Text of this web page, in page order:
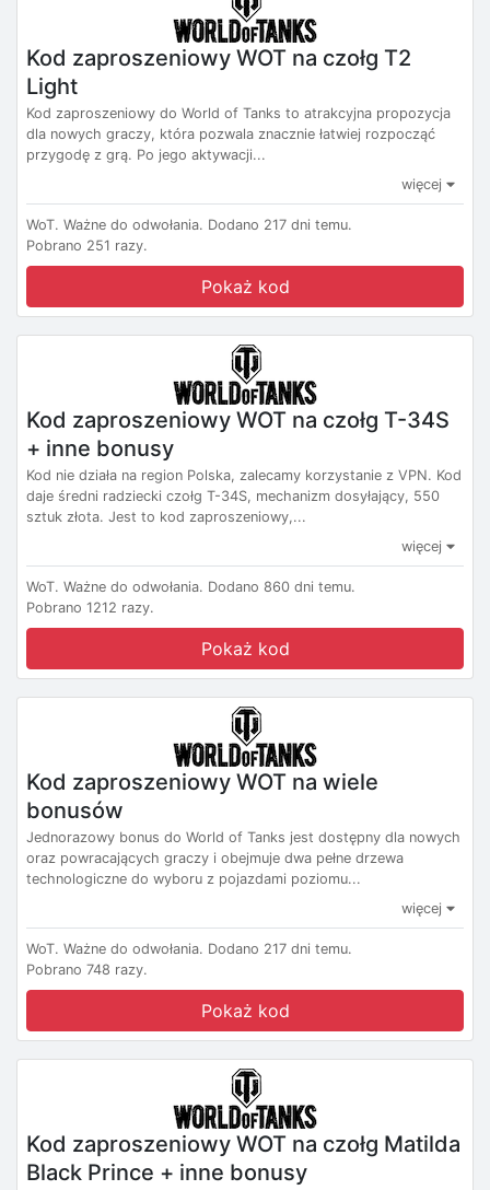
Kod zaproszeniowy WOT na czołg T2
Light
Kod zaproszeniowy do World of Tanks to atrakcyjna propozycja
dla nowych graczy, która pozwala znacznie łatwiej rozpocząć
przygodę z grą. Po jego aktywacji...
więcej
WoT. Ważne do odwołania. Dodano 217 dni temu.
Pobrano 251 razy.
Pokaż kod
Kod zaproszeniowy WOT na czołg T-34S
+ inne bonusy
Kod nie działa na region Polska, zalecamy korzystanie z VPN. Kod
daje średni radziecki czołg T-34S, mechanizm dosyłający, 550
sztuk złota. Jest to kod zaproszeniowy,...
więcej
WoT. Ważne do odwołania. Dodano 860 dni temu.
Pobrano 1212 razy.
Pokaż kod
Kod zaproszeniowy WOT na wiele
bonusów
Jednorazowy bonus do World of Tanks jest dostępny dla nowych
oraz powracających graczy i obejmuje dwa pełne drzewa
technologiczne do wyboru z pojazdami poziomu...
więcej
WoT. Ważne do odwołania. Dodano 217 dni temu.
Pobrano 748 razy.
Pokaż kod
Kod zaproszeniowy WOT na czołg Matilda
Black Prince + inne bonusy